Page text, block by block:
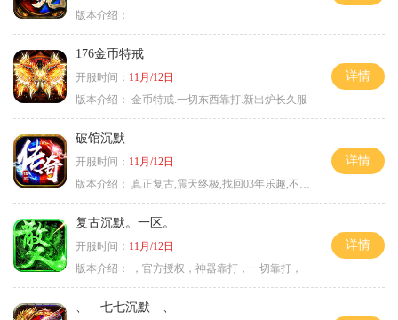
版本介绍：
176金币特戒
开服时间： 11月/12日
版本介绍： 金币特戒.一切东西靠打.新出炉长久服
详情
破馆沉默
开服时间： 11月/12日
版本介绍： 真正复古,震天终极,找回03年乐趣,不搞花里胡
详情
复古沉默。一区。
开服时间： 11月/12日
版本介绍：
，官方授权，神器靠打，一切靠打，
详情
、 七七沉默 、